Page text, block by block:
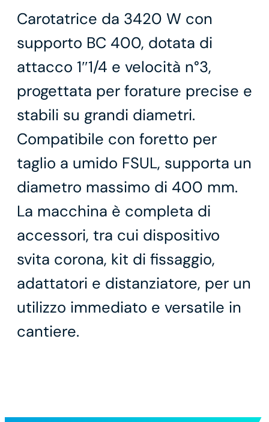
Carotatrice da 3420 W con
supporto BC 400, dotata di
attacco 1″1/4 e velocità n°3,
progettata per forature precise e
stabili su grandi diametri.
Compatibile con foretto per
taglio a umido FSUL, supporta un
diametro massimo di 400 mm.
La macchina è completa di
accessori, tra cui dispositivo
svita corona, kit di fissaggio,
adattatori e distanziatore, per un
utilizzo immediato e versatile in
cantiere.